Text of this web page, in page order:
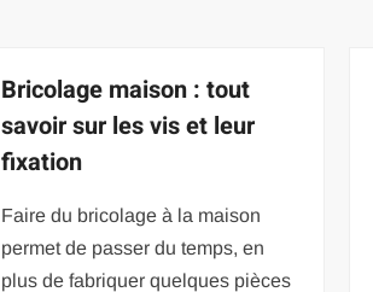
Bricolage maison : tout
savoir sur les vis et leur
fixation
Faire du bricolage à la maison
permet de passer du temps, en
plus de fabriquer quelques pièces